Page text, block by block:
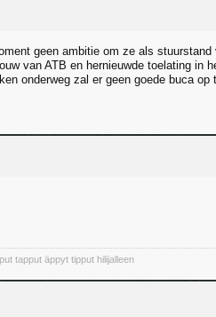
geen ambitie om ze als
van ATB en hernieuwde toelating in
onderweg zal er geen goede buca
tapput äppyt tipput hilijalleen